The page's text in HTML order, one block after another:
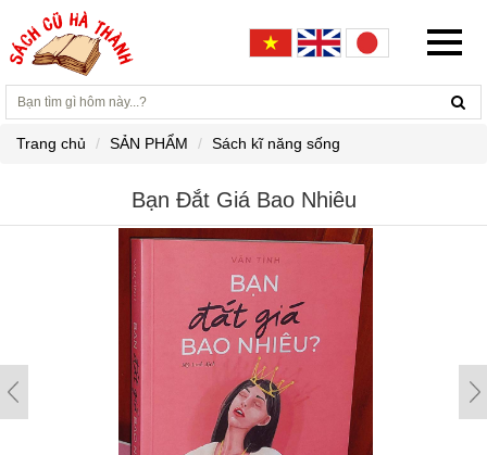
Trang chủ SẢN PHẨM Sách kĩ năng sống
Bạn Đắt Giá Bao Nhiêu